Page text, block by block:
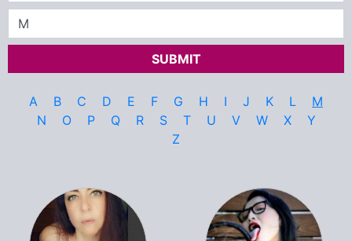
SUBMIT
A B C D E F G H I J K L
M
N
O P Q R S T U V W X
Y
Z